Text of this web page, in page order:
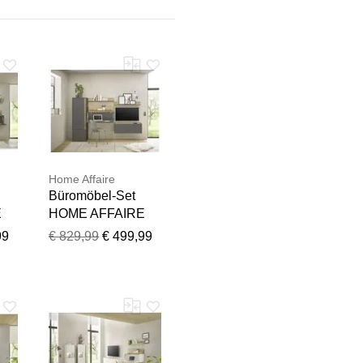
Home Affaire
Büromöbel-Set
HOME AFFAIRE
"CiTY/GiRON",
Arbeitsmöbel-Sets,
Büromöbel-Set,
Wandsekretär,
Home Office
€ 829,99 € 499,99
geprüft.